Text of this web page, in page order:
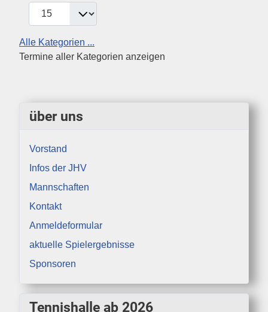
Alle Kategorien ...
Termine aller Kategorien anzeigen
über uns
Vorstand
Infos der JHV
Mannschaften
Kontakt
Anmeldeformular
aktuelle Spielergebnisse
Sponsoren
Tennishalle ab 2026